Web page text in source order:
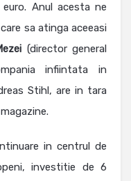
Anul acesta ne
sa atinga aceeasi
(director general
infiintata in
Stihl, are in tara
in centrul de
investitie de 6